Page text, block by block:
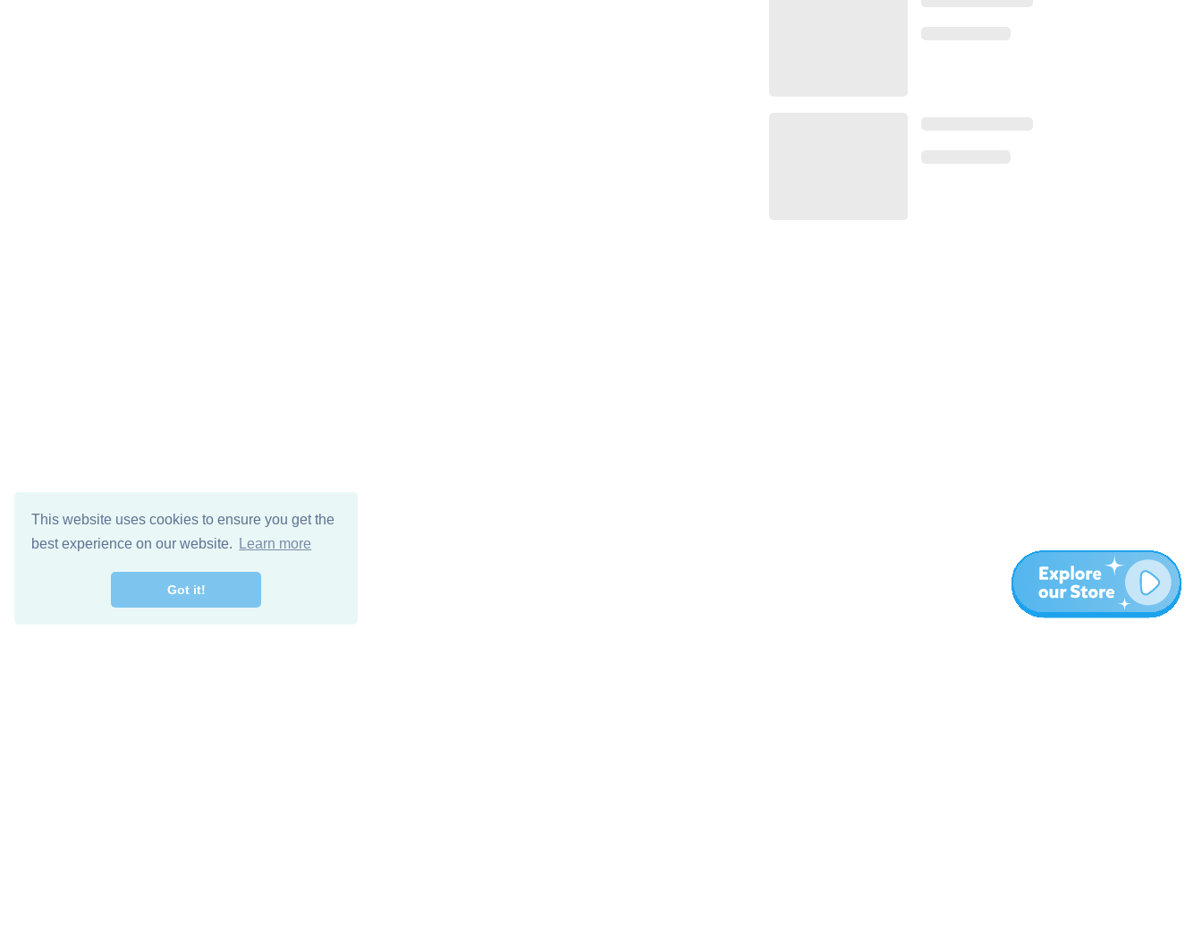
This website uses cookies to ensure you get the
best experience on our website.
Learn more
Got it!